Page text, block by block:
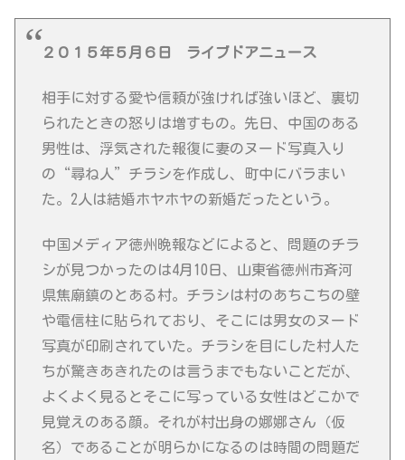
２０１５年５月６日 ライブドアニュース
相手に対する愛や信頼が強ければ強いほど、裏切
られたときの怒りは増すもの。先日、中国のある
男性は、浮気された報復に妻のヌード写真入り
の“尋ね人”チラシを作成し、町中にバラまい
た。2人は結婚ホヤホヤの新婚だったという。
中国メディア徳州晩報などによると、問題のチラ
シが見つかったのは4月10日、山東省徳州市斉河
県焦廟鎮のとある村。チラシは村のあちこちの壁
や電信柱に貼られており、そこには男女のヌード
写真が印刷されていた。チラシを目にした村人た
ちが驚きあきれたのは言うまでもないことだが、
よくよく見るとそこに写っている女性はどこかで
見覚えのある顔。それが村出身の娜娜さん（仮
名）であることが明らかになるのは時間の問題だ